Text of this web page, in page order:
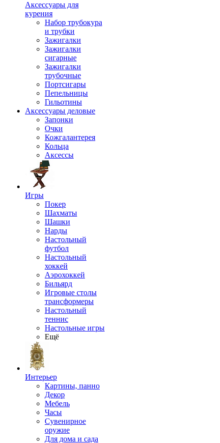
Аксессуары для
курения
Набор трубокура
и трубки
Зажигалки
Зажигалки
сигарные
Зажигалки
трубочные
Портсигары
Пепельницы
Гильотины
Аксессуары деловые
Запонки
Очки
Кожгалантерея
Кольца
Аксессы
Игры
Покер
Шахматы
Шашки
Нарды
Настольный
футбол
Настольный
хоккей
Аэрохоккей
Бильярд
Игровые столы
трансформеры
Настольный
теннис
Настольные игры
Ещё
Интерьер
Картины, панно
Декор
Мебель
Часы
Сувенирное
оружие
Для дома и сада